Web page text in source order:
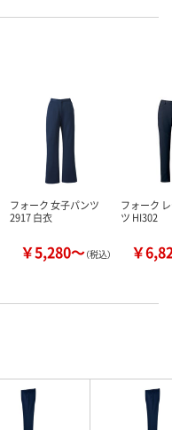
フォーク 女子パンツ
2917 白衣
￥5,280～（税込）
フォーク
ツ HI302
￥